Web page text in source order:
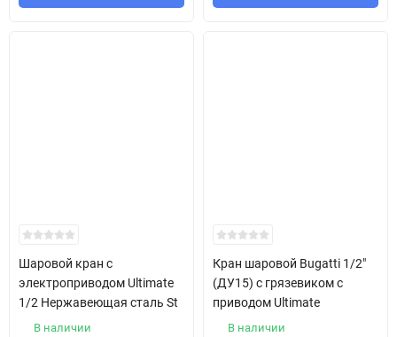
Шаровой кран с
электроприводом Ultimate
1/2 Нержавеющая сталь St
В наличии
Кран шаровой Bugatti 1/2"
(ДУ15) с грязевиком с
приводом Ultimate
В наличии